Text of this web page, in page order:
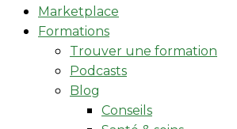
Marketplace
Formations
Trouver une formation
Podcasts
Blog
Conseils